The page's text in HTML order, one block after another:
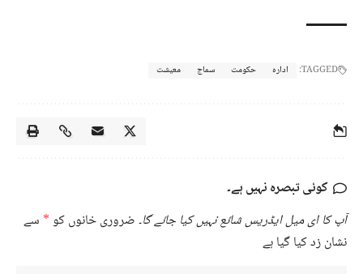
TAGGED: ادارہ حکومت سماج معیشت
کوئی تبصرہ نہیں ہے۔
آپ کا ای میل ایڈریس شائع نہیں کیا جائے گا۔ضروری خانوں کو* سے
نشان زد کیا گیا ہے